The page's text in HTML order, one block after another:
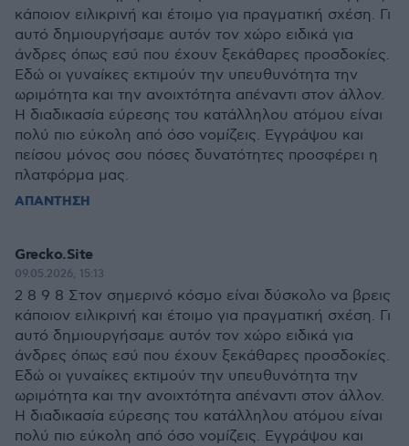
κάποιον ειλικρινή και έτοιμο για πραγματική σχέση. Γι
αυτό δημιουργήσαμε αυτόν τον χώρο ειδικά για
άνδρες όπως εσύ που έχουν ξεκάθαρες προσδοκίες.
Εδώ οι γυναίκες εκτιμούν την υπευθυνότητα την
ωριμότητα και την ανοιχτότητα απέναντι στον άλλον.
Η διαδικασία εύρεσης του κατάλληλου ατόμου είναι
πολύ πιο εύκολη από όσο νομίζεις. Εγγράψου και
πείσου μόνος σου πόσες δυνατότητες προσφέρει η
πλατφόρμα μας.
ΑΠΑΝΤΗΣΗ
Grecko.Site
09.05.2026, 15:13
2 8 9 8 Στον σημερινό κόσμο είναι δύσκολο να βρεις
κάποιον ειλικρινή και έτοιμο για πραγματική σχέση. Γι
αυτό δημιουργήσαμε αυτόν τον χώρο ειδικά για
άνδρες όπως εσύ που έχουν ξεκάθαρες προσδοκίες.
Εδώ οι γυναίκες εκτιμούν την υπευθυνότητα την
ωριμότητα και την ανοιχτότητα απέναντι στον άλλον.
Η διαδικασία εύρεσης του κατάλληλου ατόμου είναι
πολύ πιο εύκολη από όσο νομίζεις. Εγγράψου και